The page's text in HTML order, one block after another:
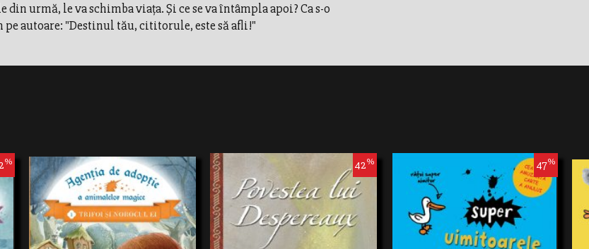
din urmă, le va schimba viaţa. Şi ce se va întâmpla apoi? Ca s-o
pe autoare: "Destinul tău, cititorule, este să afli!"
% 42% 47%